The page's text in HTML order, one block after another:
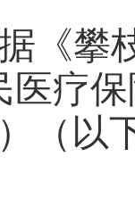
《攀
医疗
（以